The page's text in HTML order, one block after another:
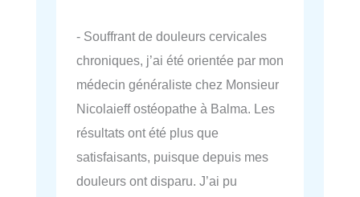
- Souffrant de douleurs cervicales
chroniques, j’ai été orientée par mon
médecin généraliste chez Monsieur
Nicolaieff ostéopathe à Balma. Les
résultats ont été plus que
satisfaisants, puisque depuis mes
douleurs ont disparu. J’ai pu